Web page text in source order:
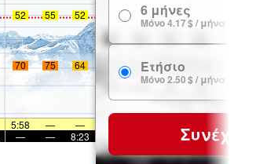
52 55 52
70 75 64
5:58 —
—
— — 8:23
6 μήνες
Μόνο 4.17 $ / μήνα
Ετήσιο
Μόνο 2.50 $ / μήνα
Συνέχεια